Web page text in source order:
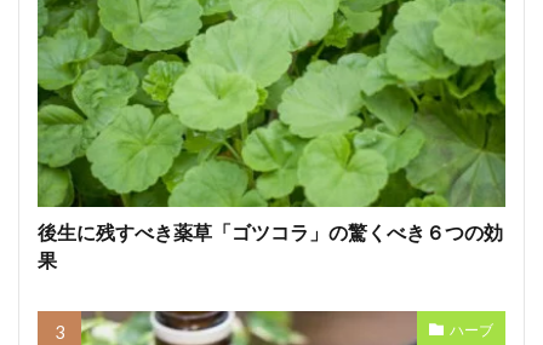
後生に残すべき薬草「ゴツコラ」の驚くべき６つの効
果
ハーブ